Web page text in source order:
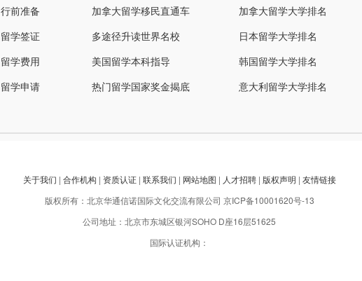
行前准备
留学签证
留学费用
留学申请
加拿大留学移民直通车
多途径升读世界名校
美国留学本科指导
热门留学国家奖金揭底
加拿大留学大学排名
日本留学大学排名
韩国留学大学排名
意大利留学大学排名
关于我们 | 合作机构 | 资质认证| 联系我们 | 网站地图 | 人才招聘| 版权声明 | 友情链接
版权所有：北京华通信诺国际文化交流有限公司 京ICP备10001620号-13
公司地址：北京市东城区银河SOHO D座16层51625
国际认证机构：